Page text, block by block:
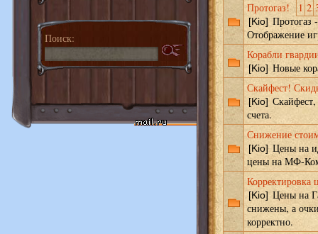
Поиск:
Протогаз! 1 2
[Kio] Протогаз
Отображение
Корабли
[Kio] Новые
Скайфест!
[Kio]
счета.
Снижение
[Kio] Цены на
цены на МФ-
[Kio] Цены на
снижены, а
корректно.